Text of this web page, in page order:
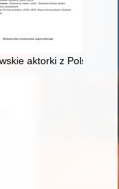
do dziejów relacji
aktorki z Polski w